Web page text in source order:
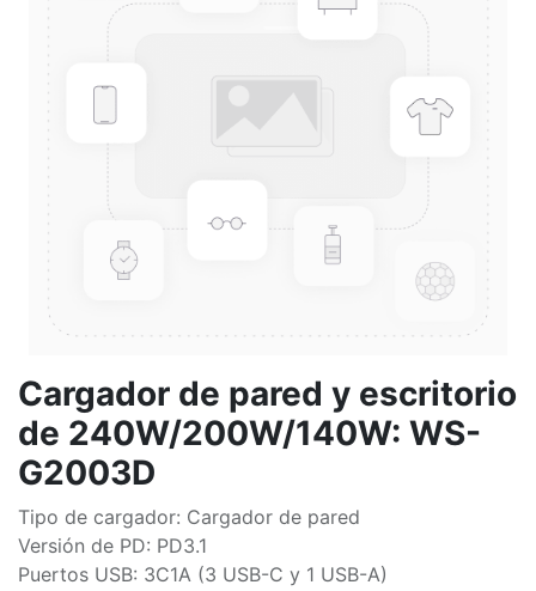
Cargador de pared y escritorio
de 240W/200W/140W: WS-
G2003D
Tipo de cargador: Cargador de pared
Versión de PD: PD3.1
Puertos USB: 3C1A (3 USB-C y 1 USB-A)